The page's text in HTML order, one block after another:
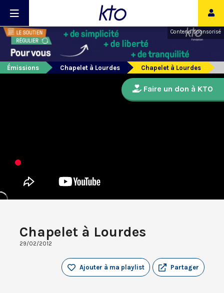
Contenu sponsorisé
Émissions Chapelet à Lourdes Chapelet à Lourdes
Chapelet à Lourdes
29/02/2012
Partager
Ajouter à ma playlist
Faire un don à KTO